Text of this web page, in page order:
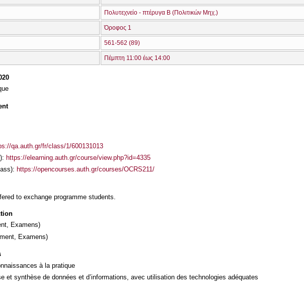
Πολυτεχνείο - πτέρυγα Β (Πολιτικών Μηχ.)
Όροφος 1
561-562 (89)
Πέμπτη 11:00 έως 14:00
qa.auth.gr/fr/class/1/600131013
https://elearning.auth.gr/course/view.php?id=4335
https://opencourses.auth.gr/courses/OCRS211/
to exchange programme students.
Examens)
Examens)
à la pratique
et synthèse de données et d’informations, avec utilisation des technologies adéquates